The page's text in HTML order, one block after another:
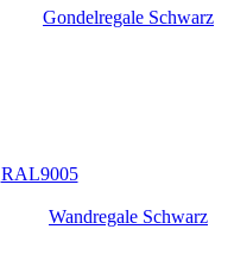
Gondelregale Schwarz
RAL9005
Wandregale Schwarz